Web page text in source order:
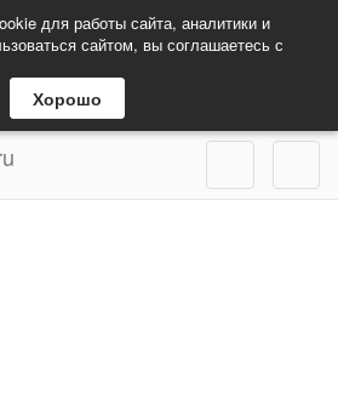
для работы сайта, аналитики и
сайтом, вы соглашаетесь с
Хорошо